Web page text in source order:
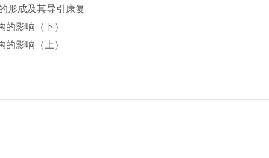
形成及其导引康复
影响（下）
影响（上）